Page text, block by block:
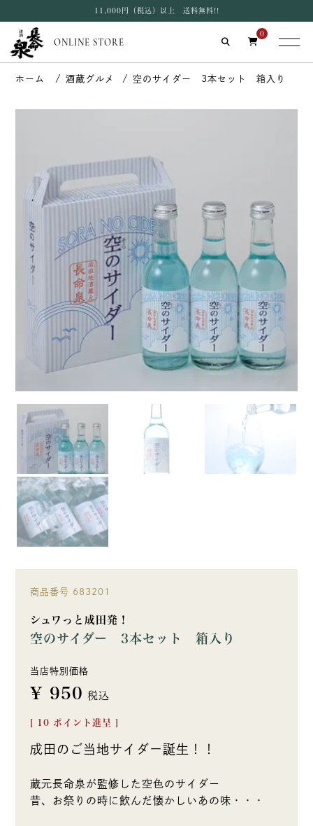
11,000円（税込）以上 送料無料!!
ONLINE STORE
0
酒蔵グルメ 空のサイダー 3本セット 箱入り
商品番号 683201
シュワっと成田発！
空のサイダー 3本セット 箱入り
当店特別価格
¥ 950 税込
10 ポイント進呈 ]
成田のご当地サイダー誕生！！
蔵元長命泉が監修した空色のサイダー
昔、お祭りの時に飲んだ懐かしいあの味・・・